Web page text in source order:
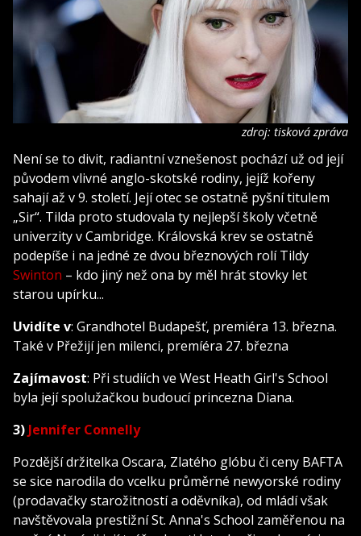
zdroj: tisková zpráva
Není se to divit, radiantní vznešenost pochází už od její
původem vlivné anglo-skotské rodiny, jejíž kořeny
sahají až v 9. století. Její otec se ostatně pyšní titulem
„Sir“. Tilda proto studovala ty nejlepší školy včetně
univerzity v Cambridge. Královská krev se ostatně
podepíše i na jedné ze dvou březnových rolí Tildy
Swinton – kdo jiný než ona by měl hrát stovky let
starou upírku...
Uvidíte v: Grandhotel Budapešť, premiéra 13. března.
Také v Přežijí jen milenci, premíéra 27. března
Zajímavost: Při studiích ve West Heath Girl's School
byla její spolužačkou budoucí princezna Diana.
3) Jennifer Connelly
Pozdější držitelka Oscara, Zlatého glóbu či ceny BAFTA
se sice narodila do vcelku průměrné newyorské rodiny
(prodavačky starožitností a oděvníka), od mládí však
navštěvovala prestižní St. Anna's School zaměřenou na